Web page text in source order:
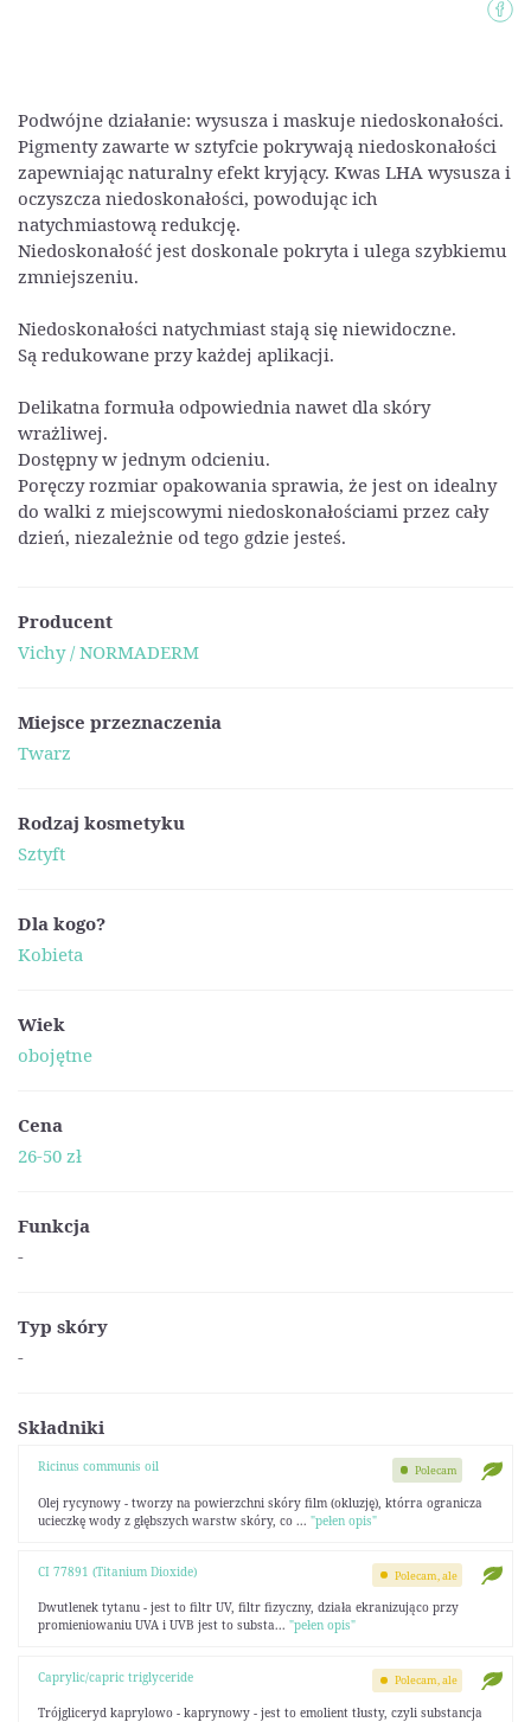
Podwójne działanie: wysusza i maskuje niedoskonałości.
Pigmenty zawarte w sztyfcie pokrywają niedoskonałości
zapewniając naturalny efekt kryjący. Kwas LHA wysusza i
oczyszcza niedoskonałości, powodując ich
natychmiastową redukcję.
Niedoskonałość jest doskonale pokryta i ulega szybkiemu
zmniejszeniu.
Niedoskonałości natychmiast stają się niewidoczne.
Są redukowane przy każdej aplikacji.
Delikatna formuła odpowiednia nawet dla skóry
wrażliwej.
Dostępny w jednym odcieniu.
Poręczy rozmiar opakowania sprawia, że jest on idealny
do walki z miejscowymi niedoskonałościami przez cały
dzień, niezależnie od tego gdzie jesteś.
Producent
Vichy / NORMADERM
Miejsce przeznaczenia
Twarz
Rodzaj kosmetyku
Sztyft
Dla kogo?
Kobieta
Wiek
obojętne
Cena
26-50 zł
Funkcja
-
Typ skóry
-
Składniki
Ricinus communis oil
Olej rycynowy - tworzy na powierzchni skóry film (okluzję), którra ogranicza
ucieczkę wody z głębszych warstw skóry, co ... "pełen opis"
Polecam
CI 77891 (Titanium Dioxide)
Dwutlenek tytanu - jest to filtr UV, filtr fizyczny, działa ekranizująco przy
promieniowaniu UVA i UVB jest to substa... "pełen opis"
Polecam, ale
Caprylic/capric triglyceride
Trójgliceryd kaprylowo - kaprynowy - jest to emolient tłusty, czyli substancja
Polecam, ale